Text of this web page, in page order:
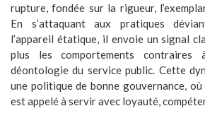
rupture, fondée sur la rigueur,
En s’attaquant aux pratiques
l’appareil étatique, il envoie un signal
plus les comportements
déontologie du service public. Cette
une politique de bonne gouvernance,
est appelé à servir avec loyauté,